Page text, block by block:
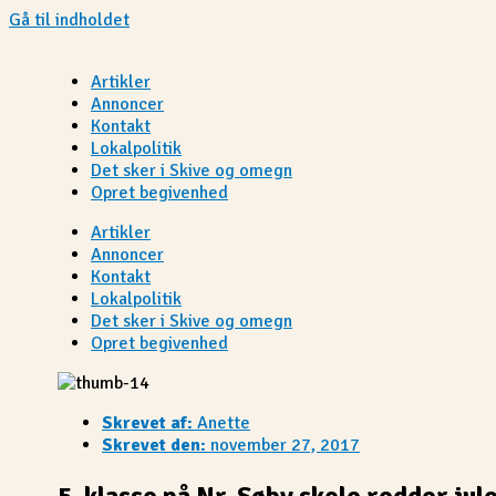
Gå til indholdet
Artikler
Annoncer
Kontakt
Lokalpolitik
Det sker i Skive og omegn
Opret begivenhed
Artikler
Annoncer
Kontakt
Lokalpolitik
Det sker i Skive og omegn
Opret begivenhed
Skrevet af: Anette
Skrevet den: november 27, 2017